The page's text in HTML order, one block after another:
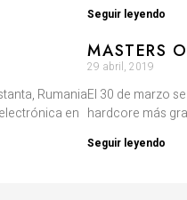
Seguir leyendo
Rumania
en
MASTERS
29 abril, 2019
El 30 de marzo
hardcore más
Seguir leyendo